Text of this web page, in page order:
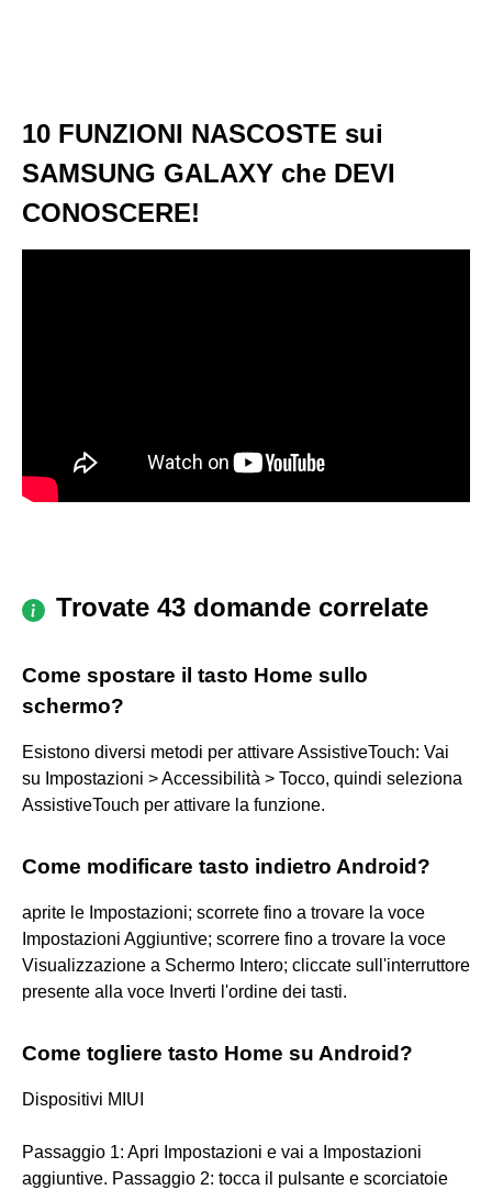
10 FUNZIONI NASCOSTE sui
SAMSUNG GALAXY che DEVI
CONOSCERE!
Trovate 43 domande correlate
Come spostare il tasto Home sullo
schermo?
Esistono diversi metodi per attivare AssistiveTouch: Vai
su Impostazioni > Accessibilità > Tocco, quindi seleziona
AssistiveTouch per attivare la funzione.
Come modificare tasto indietro Android?
aprite le Impostazioni; scorrete fino a trovare la voce
Impostazioni Aggiuntive; scorrere fino a trovare la voce
Visualizzazione a Schermo Intero; cliccate sull'interruttore
presente alla voce Inverti l'ordine dei tasti.
Come togliere tasto Home su Android?
Dispositivi MIUI
Passaggio 1: Apri Impostazioni e vai a Impostazioni
aggiuntive. Passaggio 2: tocca il pulsante e scorciatoie